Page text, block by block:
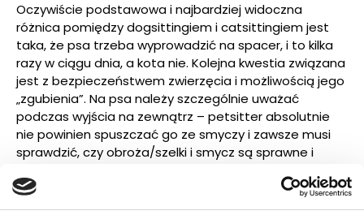
Oczywiście podstawowa i najbardziej widoczna
różnica pomiędzy dogsittingiem i catsittingiem jest
taka, że psa trzeba wyprowadzić na spacer, i to kilka
razy w ciągu dnia, a kota nie. Kolejna kwestia związana
jest z bezpieczeństwem zwierzęcia i możliwością jego
„zgubienia”. Na psa należy szczególnie uważać
podczas wyjścia na zewnątrz – petsitter absolutnie
nie powinien spuszczać go ze smyczy i zawsze musi
sprawdzić, czy obroża/szelki i smycz są sprawne i
domu, już w trakcie przekraczania progu. Spora część
mruczków ma bowiem tendencje do ucieczek w chwili,